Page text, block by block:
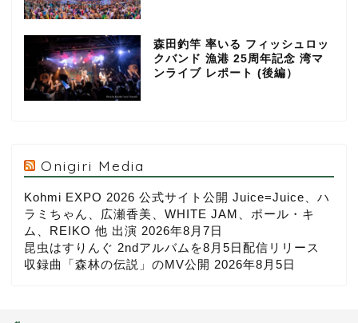
森田釣竿 率いる フィッシュロッ
クバンド 漁港 25周年記念 湾マ
ンライブ レポート (後編）
Onigiri Media
Kohmi EXPO 2026 公式サイト公開 Juice=Juice、ハ
ラミちゃん、広瀬香美、WHITE JAM、ポール・キ
ム、REIKO 他 出演 2026年8月7日
昆虫はすりんぐ 2ndアルバムを8月5日配信リリース
収録曲「森林の伝説」のMV公開 2026年8月5日